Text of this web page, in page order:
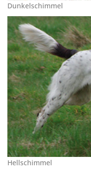
Dunkelschimmel
Hellschimmel